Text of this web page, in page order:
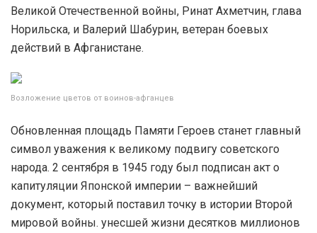
Великой Отечественной войны, Ринат Ахметчин, глава
Норильска, и Валерий Шабурин, ветеран боевых
действий в Афганистане.
Возложение цветов от воинов-афганцев
Обновленная площадь Памяти Героев станет главный
символ уважения к великому подвигу советского
народа. 2 сентября в 1945 году был подписан акт о
капитуляции Японской империи – важнейший
документ, который поставил точку в истории Второй
мировой войны. унесшей жизни десятков миллионов